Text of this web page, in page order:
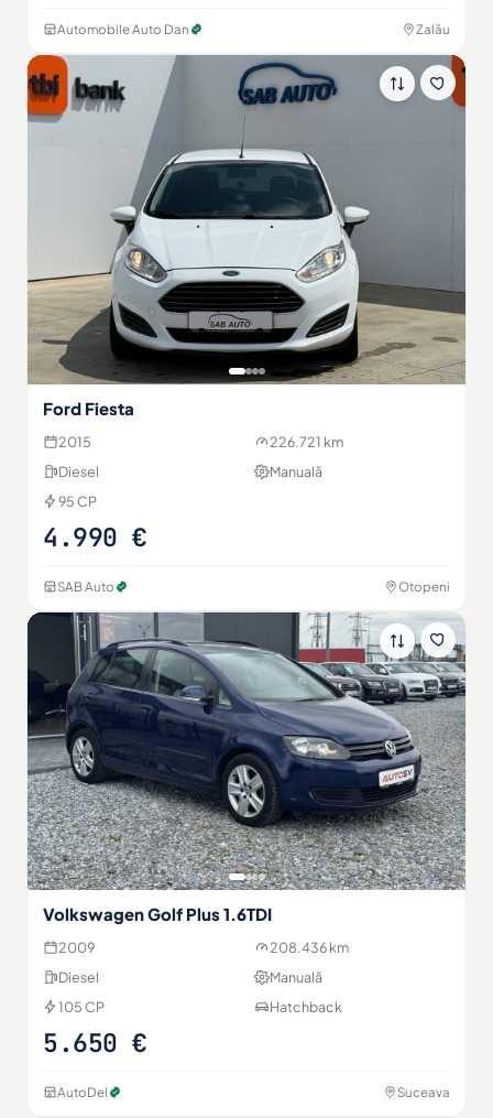
Automobile Auto Dan Zalău
Ford Fiesta
2015
226.721 km
Diesel
Manuală
95 CP
4.990 €
SAB Auto Otopeni
Volkswagen Golf Plus 1.6TDI
2009
208.436 km
Diesel
Manuală
105 CP
Hatchback
5.650 €
AutoDel Suceava